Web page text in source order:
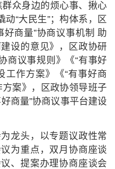
众身边的烦心事、揪心
动“大民生”；构体系，区
好商量”协商议事机制 助
设的意见》，区政协研
商议事规则》《“有事好
工作方案》《“有事好商
案》，区政协领导班子
商量”协商议事平台建设
头，以专题议政性常
为重点，双月协商座谈
、提案办理协商座谈会